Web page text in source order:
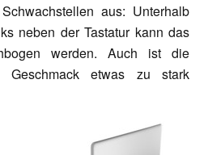
aus: Unterhalb
neben der Tastatur kann das
werden. Auch ist die
Geschmack etwas zu stark